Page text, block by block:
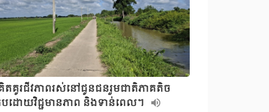
តគូរជីវភាពរស់នៅជូនជនរួមជាតិភាគតិច
ដោយវិជ្ជមានភាព និងទាន់ពេល។